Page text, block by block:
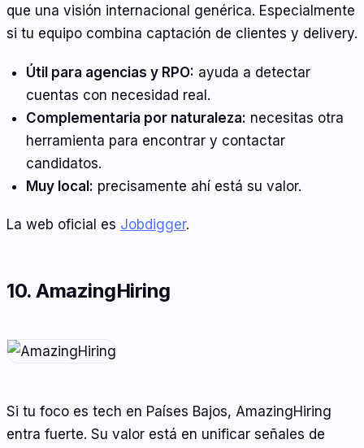
que una visión internacional genérica. Especialmente
si tu equipo combina captación de clientes y delivery.
Útil para agencias y RPO: ayuda a detectar
cuentas con necesidad real.
Complementaria por naturaleza: necesitas otra
herramienta para encontrar y contactar
candidatos.
Muy local: precisamente ahí está su valor.
La web oficial es Jobdigger.
10. AmazingHiring
Si tu foco es tech en Países Bajos, AmazingHiring
entra fuerte. Su valor está en unificar señales de